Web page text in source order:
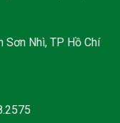
Sơn Nhì, TP Hồ Chí